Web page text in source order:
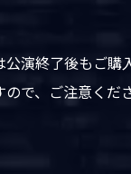
演終了後もご購
で、ご注意くだ